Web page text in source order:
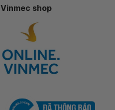
Vinmec shop